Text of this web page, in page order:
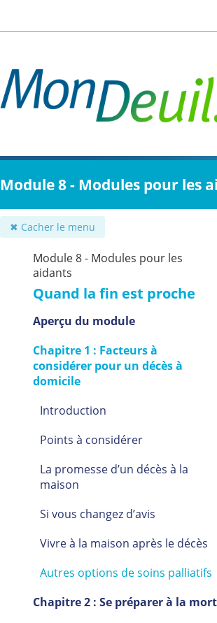
contenu
Module 8 - Modules pour les
✖ Cacher le menu
Module 8 - Modules pour les
aidants
Quand la fin est proche
Aperçu du module
Chapitre 1 : Facteurs à
considérer pour un décès à
domicile
Introduction
Points à considérer
La promesse d’un décès à la
maison
Si vous changez d’avis
Vivre à la maison après le décès
Autres options de soins palliatifs
Chapitre 2 : Se préparer à la mort